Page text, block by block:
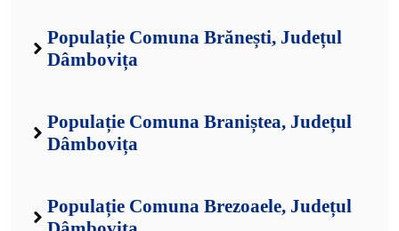
Populație Comuna Brănești, Județul
Dâmbovița
Populație Comuna Braniștea, Județul
Dâmbovița
Populație Comuna Brezoaele, Județul